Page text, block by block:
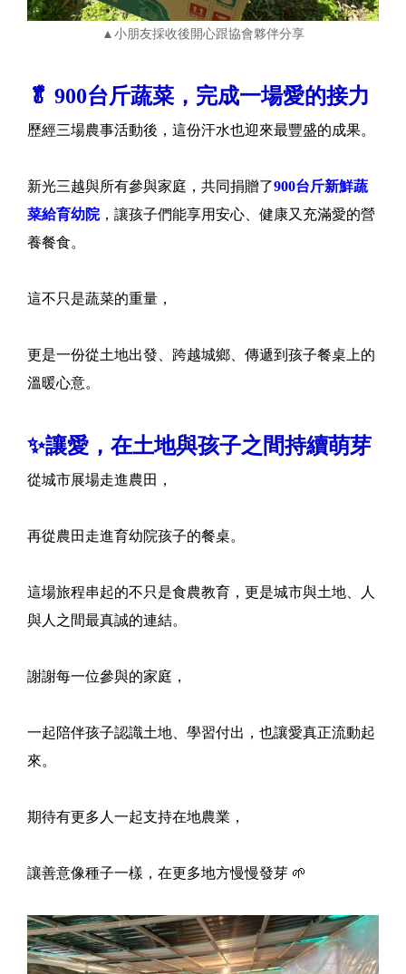
▲小朋友採收後開心跟協會夥伴分享
🥬 900台斤蔬菜，完成一場愛的接力
歷經三場農事活動後，這份汗水也迎來最豐盛的成果。
新光三越與所有參與家庭，共同捐贈了900台斤新鮮蔬
菜給育幼院，讓孩子們能享用安心、健康又充滿愛的營
養餐食。
這不只是蔬菜的重量，
更是一份從土地出發、跨越城鄉、傳遞到孩子餐桌上的
溫暖心意。
✨讓愛，在土地與孩子之間持續萌芽
從城市展場走進農田，
再從農田走進育幼院孩子的餐桌。
這場旅程串起的不只是食農教育，更是城市與土地、人
與人之間最真誠的連結。
謝謝每一位參與的家庭，
一起陪伴孩子認識土地、學習付出，也讓愛真正流動起
來。
期待有更多人一起支持在地農業，
讓善意像種子一樣，在更多地方慢慢發芽 🌱